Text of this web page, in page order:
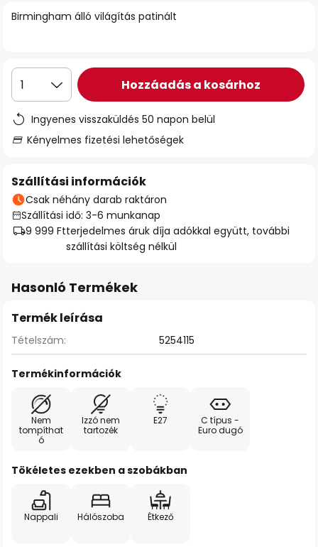
Birmingham álló világítás patinált
1 Hozzáadás a kosárhoz
Ingyenes visszaküldés 50 napon belül
Kényelmes fizetési lehetőségek
Szállítási információk
Csak néhány darab raktáron
Szállítási idő: 3-6 munkanap
9 999 Ftterjedelmes áruk díja adókkal együtt, további
szállítási költség nélkül
Hasonló Termékek
Termék leírása
Tételszám: 5254115
Termékinformációk
Nem
tompíthat
ó
Izzó nem
tartozék
E27
C típus -
Euro dugó
Tökéletes ezekben a szobákban
Nappali Hálószoba Étkező